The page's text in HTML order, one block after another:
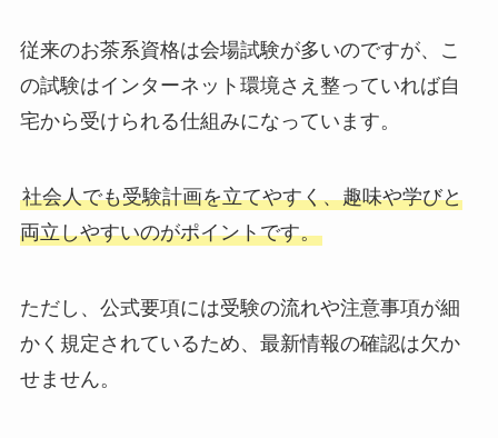
従来のお茶系資格は会場試験が多いのですが、こ
の試験はインターネット環境さえ整っていれば自
宅から受けられる仕組みになっています。
社会人でも受験計画を立てやすく、趣味や学びと
両立しやすいのがポイントです。
ただし、公式要項には受験の流れや注意事項が細
かく規定されているため、最新情報の確認は欠か
せません。